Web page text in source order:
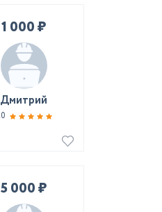
1 000 ₽
Дмитрий
5 000 ₽